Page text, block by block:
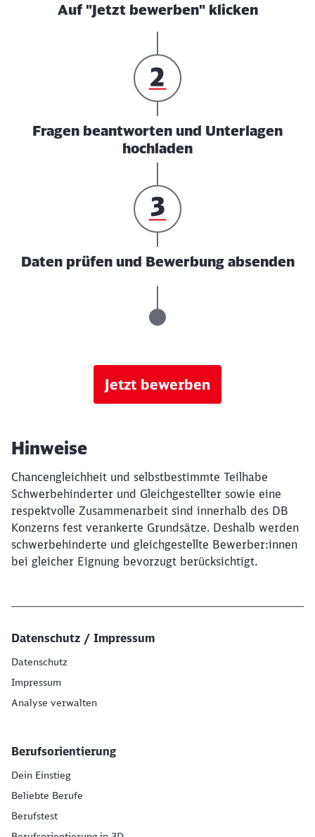
Auf "Jetzt bewerben" klicken
Fragen beantworten und Unterlagen
hochladen
Daten prüfen und Bewerbung absenden
Jetzt bewerben
Hinweise
Chancengleichheit und selbstbestimmte Teilhabe
Schwerbehinderter und Gleichgestellter sowie eine
respektvolle Zusammenarbeit sind innerhalb des DB
Konzerns fest verankerte Grundsätze. Deshalb werden
schwerbehinderte und gleichgestellte Bewerber:innen
bei gleicher Eignung bevorzugt berücksichtigt.
Datenschutz / Impressum
Datenschutz
Impressum
Analyse verwalten
Berufsorientierung
Dein Einstieg
Beliebte Berufe
Berufstest